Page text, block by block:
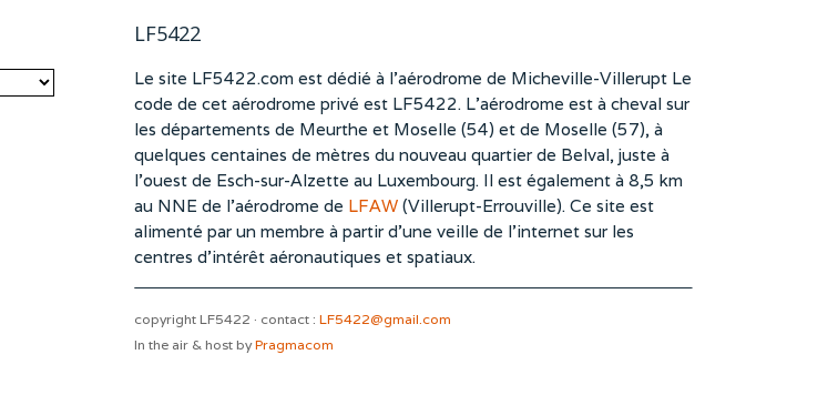
LF5422
Le site LF5422.com est dédié à l’aérodrome de Micheville-Villerupt Le
code de cet aérodrome privé est LF5422. L’aérodrome est à cheval sur
les départements de Meurthe et Moselle (54) et de Moselle (57), à
quelques centaines de mètres du nouveau quartier de Belval, juste à
l’ouest de Esch-sur-Alzette au Luxembourg. Il est également à 8,5 km
au NNE de l’aérodrome de LFAW(Villerupt-Errouville). Ce site est
alimenté par un membre à partir d’une veille de l’internet sur les
centres d’intérêt aéronautiques et spatiaux.
copyright LF5422 · contact : LF5422@gmail.com
In the air & host byPragmacom